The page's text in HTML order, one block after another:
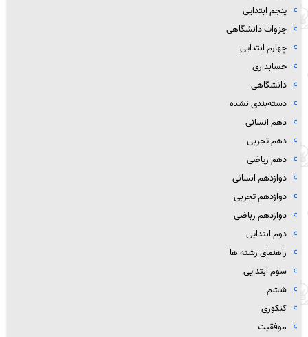
پنجم ابتدایی
جزوات دانشگاهی
چهارم ابتدایی
حسابداری
دانشگاهی
دسته‌بندی نشده
دهم انسانی
دهم تجربی
دهم ریاضی
دوازدهم انسانی
دوازدهم تجربی
دوازدهم رباضی
دوم ابتدایی
راهنمای رشته ها
سوم ابتدایی
ششم
کنکوری
موفقیت